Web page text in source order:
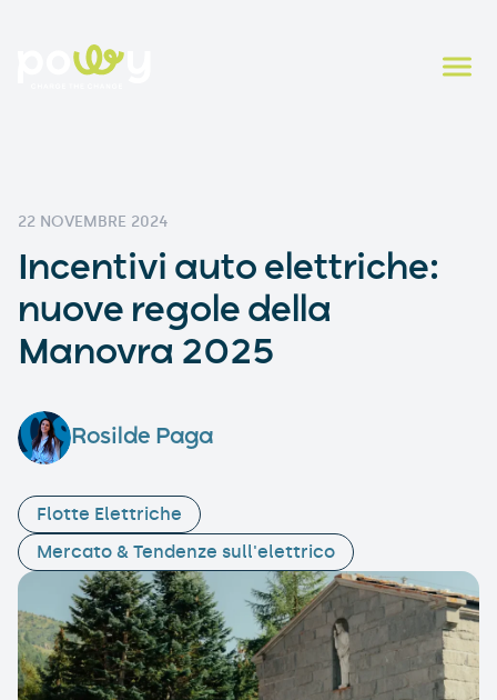
22 NOVEMBRE 2024
Incentivi auto elettriche:
nuove regole della
Manovra 2025
Rosilde Paga
Flotte Elettriche
Mercato & Tendenze sull'elettrico